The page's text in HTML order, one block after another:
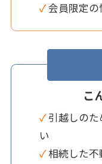
✓ 会員限定
こ
✓ 引越しのために今住んでる家を売りた
い
✓ 相続した